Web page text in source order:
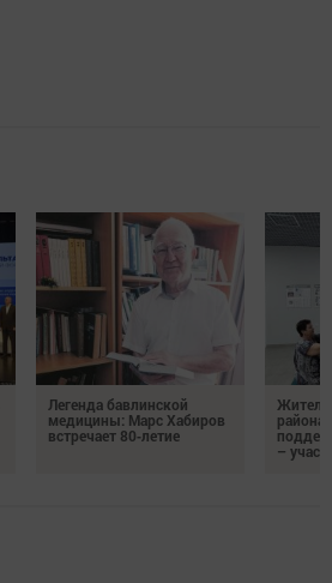
Легенда бавлинской
медицины: Марс Хабиров
встречает 80‑летие
Жители
–